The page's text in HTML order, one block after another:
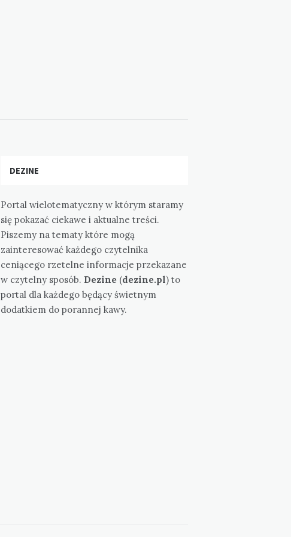
DEZINE
Portal wielotematyczny w którym staramy
się pokazać ciekawe i aktualne treści.
Piszemy na tematy które mogą
zainteresować każdego czytelnika
ceniącego rzetelne informacje przekazane
w czytelny sposób. Dezine(dezine.pl) to
portal dla każdego będący świetnym
dodatkiem do porannej kawy.